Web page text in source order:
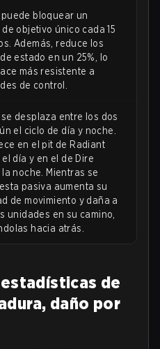
puede bloquear un
objetivo único cada 15
Además, reduce los
estado en un 25%, lo
más resistente a
de control.
se desplaza entre los dos
el ciclo de día y noche.
en el pit de Radiant
día y en el de Dire
noche. Mientras se
pasiva aumenta su
de movimiento y daña a
unidades en su camino,
hacia atrás.
de
daño por